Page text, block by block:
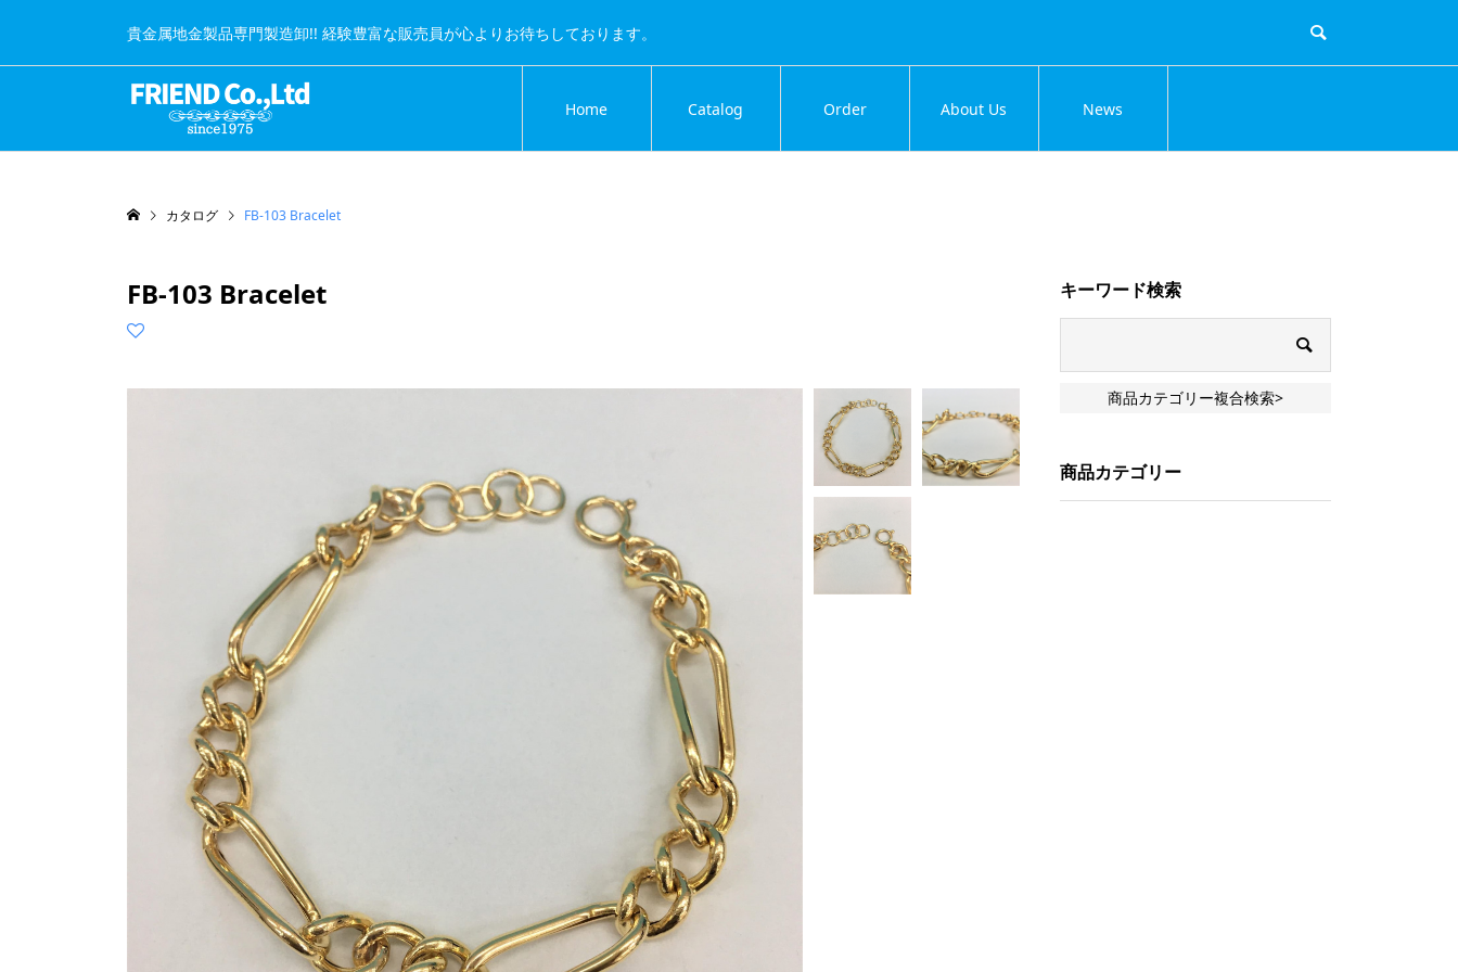
貴金属地金製品専門製造卸!! 経験豊富な販売員が心よりお待ちしております。
Home Catalog Order About Us News
カタログ FB-103 Bracelet
FB-103 Bracelet キーワード検索
商品カテゴリー複合検索>
商品カテゴリー